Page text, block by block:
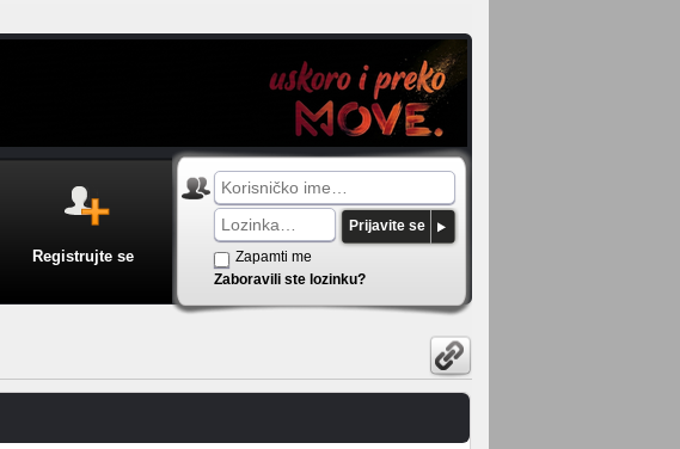
Registrujte se
Prijavite se
Zapamti me
Zaboravili ste lozinku?